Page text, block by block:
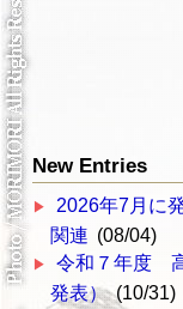
New Entries
2026年7月に
関連 (08/04)
令和７年度
発表）(10/31)